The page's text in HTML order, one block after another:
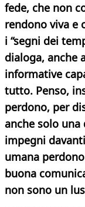
fede, che non
rendono viva e
i “segni dei
dialoga, anche
informative
tutto. Penso,
perdono, per
anche solo
impegni
umana
buona
non sono un